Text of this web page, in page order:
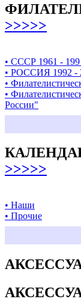
>>>>>
• СССР 1961 -
• РОССИЯ 1992 -
•
•
России"
>>>>>
• Наши
• Прочие